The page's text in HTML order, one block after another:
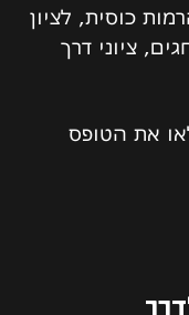
כוסית, לציון
ציוני דרך
את הטופס